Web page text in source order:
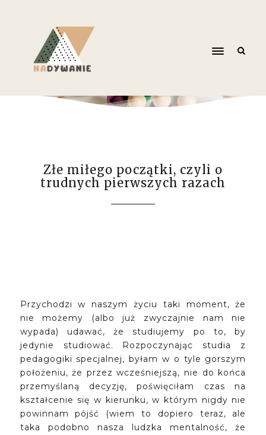
Złe miłego początki, czyli o
trudnych pierwszych razach
Przychodzi w naszym życiu taki moment, że
nie możemy (albo już zwyczajnie nam nie
wypada) udawać, że studiujemy po to, by
jedynie studiować. Rozpoczynając studia z
pedagogiki specjalnej, byłam w o tyle gorszym
położeniu, że przez wcześniejszą, nie do końca
przemyślaną decyzję, poświęciłam czas na
kształcenie się w kierunku, w którym nigdy nie
powinnam pójść (wiem to dopiero teraz, ale
taka podobno nasza ludzka mentalność, że